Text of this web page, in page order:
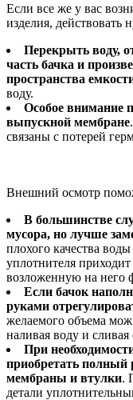
Если все же у вас
изделия,
Перекрыть воду,
часть бачка и
пространства
воду.
Особое внимание
выпускной мембране
связаны с потерей
Внешний осмотр
В большинстве
мусора, но лучше
плохого качества
уплотнителя
возложенную на него
Если бачок
руками
желаемого объема
наливая воду и сливая
При
приобретать полный
мембраны и втулки.
детали